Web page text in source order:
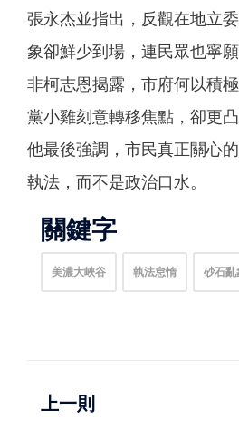
張永杰並指出，反觀在地立
象卻鮮少到場，連民眾也寧
非柯志恩揭露，市府何以積
黨小雞刻意轉移焦點，卻更
他最後強調，市民真正關心
執法，而不是政治口水。
關鍵字
美濃大峽谷 執法怠惰 砂石亂
上一則